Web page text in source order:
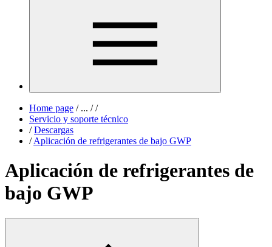
Home page /... / /
Servicio y soporte técnico
/ Descargas
/ Aplicación de refrigerantes de bajo GWP
Aplicación de refrigerantes de
bajo GWP